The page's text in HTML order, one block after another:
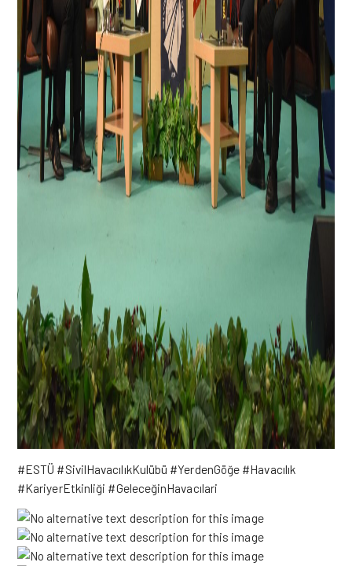
#ESTÜ #SivilHavacılıkKulübü #YerdenGöğe #Havacılık
#KariyerEtkinliği #GeleceğinHavacılari